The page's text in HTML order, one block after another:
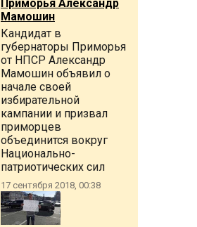
Приморья Александр
Мамошин
Кандидат в
губернаторы Приморья
от НПСР Александр
Мамошин объявил о
начале своей
избирательной
кампании и призвал
приморцев
объединится вокруг
Национально-
патриотических сил
17 сентября 2018, 00:38